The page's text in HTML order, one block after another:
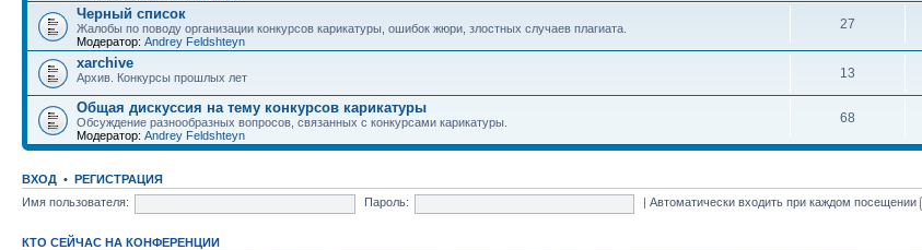
Черный список
Жалобы по поводу организации конкурсов карикатуры, ошибок жюри, злостных случаев плагиата.
Модератор: Andrey Feldshteyn
27
xarchive
Архив. Конкурсы прошлых лет 13
Общая дискуссия на тему конкурсов карикатуры
Обсуждение разнообразных вопросов, связанных с конкурсами карикатуры.
Модератор: Andrey Feldshteyn
68
ВХОД • РЕГИСТРАЦИЯ
Имя пользователя:
Пароль: |Автоматически входить при каждом посещении
КТО СЕЙЧАС НА КОНФЕРЕНЦИИ